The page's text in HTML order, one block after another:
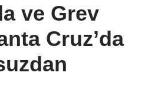
ve Grev
Cruz’da